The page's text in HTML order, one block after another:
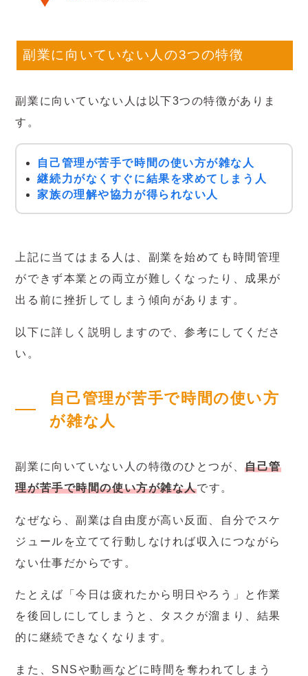
副業に向いていない人の3つの特徴
副業に向いていない人は以下3つの特徴がありま
す。
自己管理が苦手で時間の使い方が雑な人
継続力がなくすぐに結果を求めてしまう人
家族の理解や協力が得られない人
上記に当てはまる人は、副業を始めても時間管理
ができず本業との両立が難しくなったり、成果が
出る前に挫折してしまう傾向があります。
以下に詳しく説明しますので、参考にしてくださ
い。
自己管理が苦手で時間の使い方
が雑な人
副業に向いていない人の特徴のひとつが、自己管
理が苦手で時間の使い方が雑な人です。
なぜなら、副業は自由度が高い反面、自分でスケ
ジュールを立てて行動しなければ収入につながら
ない仕事だからです。
たとえば「今日は疲れたから明日やろう」と作業
を後回しにしてしまうと、タスクが溜まり、結果
的に継続できなくなります。
また、SNSや動画などに時間を奪われてしまう